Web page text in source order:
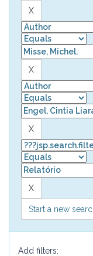
Start a new
Add filters: